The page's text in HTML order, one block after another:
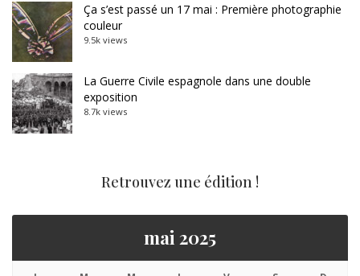
Ça s’est passé un 17 mai : Première photographie
couleur
9.5k views
La Guerre Civile espagnole dans une double
exposition
8.7k views
Retrouvez une édition !
mai 2025